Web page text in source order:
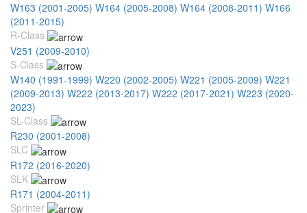
W163 (2001-2005) W164 (2005-2008) W164 (2008-2011) W166
(2011-2015)
R-Class
V251 (2009-2010)
S-Class
W140 (1991-1999) W220 (2002-2005) W221 (2005-2009) W221
(2009-2013) W222 (2013-2017) W222 (2017-2021) W223 (2020-
2023)
SL-Class
R230 (2001-2008)
SLC
R172 (2016-2020)
SLK
R171 (2004-2011)
Sprinter